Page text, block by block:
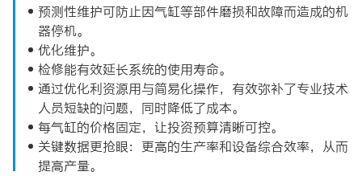
预测性维护可防止因气缸等部件磨损和故障而造成的机
器停机。
优化维护。
检修能有效延长系统的使用寿命。
通过优化利资源用与简易化操作，有效弥补了专业技术
人员短缺的问题，同时降低了成本。
每气缸的价格固定，让投资预算清晰可控。
关键数据更抢眼：更高的生产率和设备综合效率，从而
提高产量。